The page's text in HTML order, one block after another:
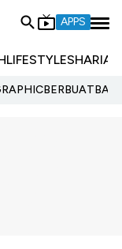
APPS
LIFESTYLESHARIA